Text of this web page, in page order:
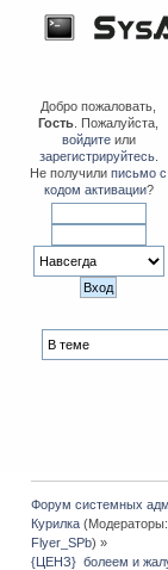
Добро пожаловать,
Гость . Пожалуйста,
войдитеили
зарегистрируйтесь.
Не получилиписьмо с
кодом активации?
Форум системных
Курилка
Flyer_SPb) »
{ЦЕНЗ}  болеем и